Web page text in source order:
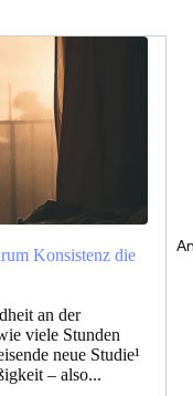
Konsistenz die
an der
viele Stunden
neue Studie¹
– also...